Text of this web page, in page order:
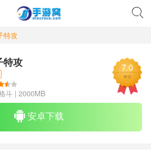
特攻
特攻
斗 |2000MB
7.0
评分
安卓下载